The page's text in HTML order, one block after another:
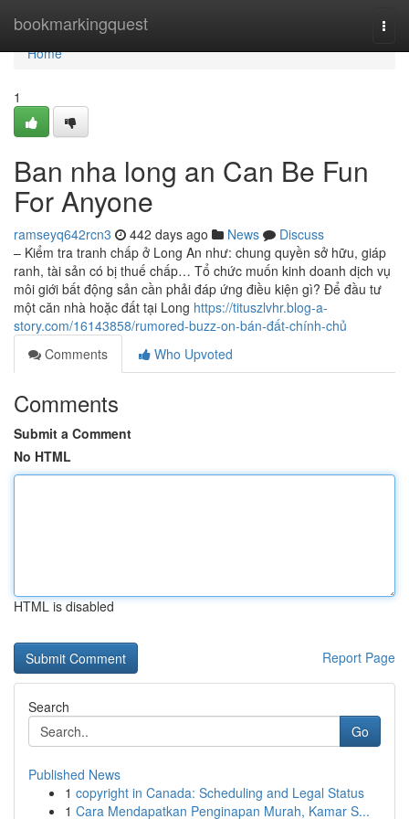
bookmarkingquest
Home
Home
1
Ban nha long an Can Be Fun
For Anyone
ramseyq642rcn3 442 days ago News
Discuss
– Kiểm tra tranh chấp ở Long An như: chung quyền sở hữu, giáp
ranh, tài sản có bị thuế chấp… Tổ chức muốn kinh doanh dịch vụ
môi giới bất động sản cần phải đáp ứng điều kiện gì? Để đầu tư
một căn nhà hoặc đất tại Long https://tituszlvhr.blog-a-
story.com/16143858/rumored-buzz-on-bán-đất-chính-chủ
Comments
Who Upvoted
Comments
Submit a Comment
No HTML
HTML is disabled
Report Page
Search
Go
Published News
1 copyright in Canada: Scheduling and Legal Status
1 Cara Mendapatkan Penginapan Murah, Kamar S...